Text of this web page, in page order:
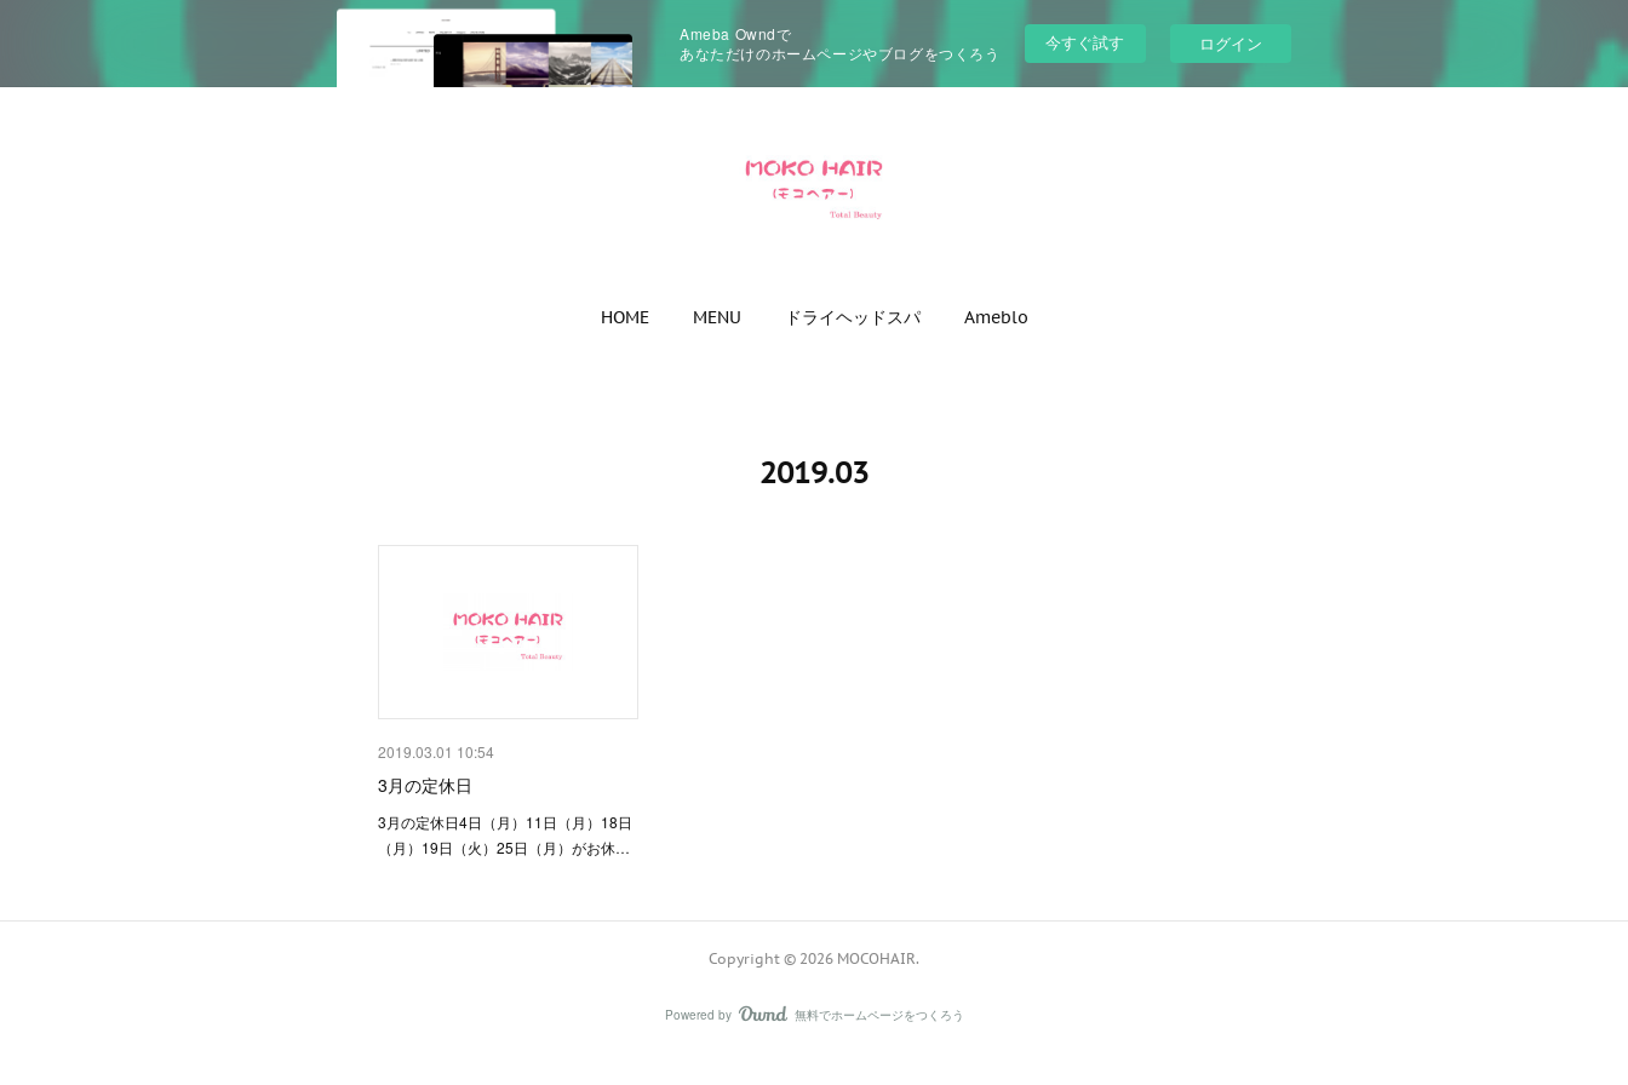
Ameba Owndで
あなただけのホームページやブログをつくろう
今すぐ試す ログイン
HOME MENU ドライヘッドスパ Ameblo
2019.03
2019.03.01 10:54
3月の定休日
3月の定休日4日（月）11日（月）18日
（月）19日（火）25日（月）がお休…
Copyright © 2026 MOCOHAIR.
Powered by AmebaOwnd
無料でホームページをつくろう